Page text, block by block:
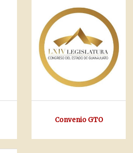
Convenio GTO